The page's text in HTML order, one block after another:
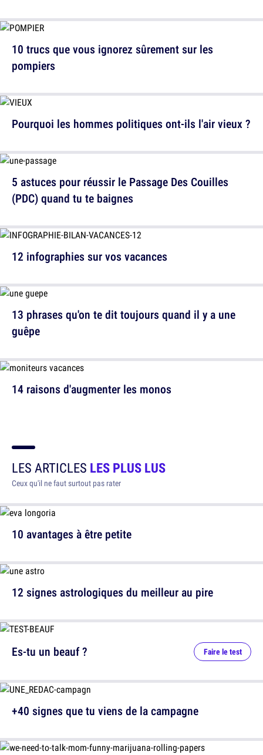
10 trucs que vous ignorez sûrement sur les
pompiers
5 astuces pour réussir le Passage Des Couilles
(PDC) quand tu te baignes
13 phrases qu'on te dit toujours quand il y a une
guêpe
Pourquoi les hommes politiques ont-ils l'air vieux ?
12 infographies sur vos vacances
14 raisons d'augmenter les monos
LES ARTICLES LES PLUS LUS
Ceux qu'il ne faut surtout pas rater
10 avantages à être petite
12 signes astrologiques du meilleur au pire
Es-tu un beauf ? Faire le test
+40 signes que tu viens de la campagne